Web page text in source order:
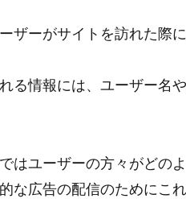
ザーがサイトを訪れた際
る情報には、ユーザー名
はユーザーの方々がどの
な広告の配信のためにこ